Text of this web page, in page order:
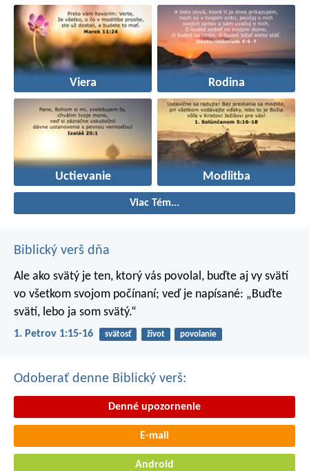
Viera Rodina
Uctievanie Modlitba
Viac Tém...
Biblický verš dňa
Ale ako svätý je ten, ktorý vás povolal, buďte aj vy svätí
vo všetkom svojom počínaní; veď je napísané: „Buďte
svätí, lebo ja som svätý.“
1. Petrov 1:15-16 svätosť život povolanie
Odoberať denne Biblický verš:
Denné upozornenie
E-mail
Android